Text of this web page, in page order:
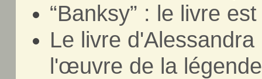
“Banksy” : le livre
Le livre
l'œuvre de la